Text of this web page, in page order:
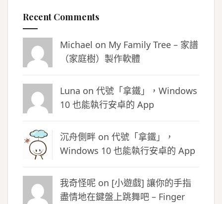
Recent Comments
Michael on My Family Tree – 家譜
（家庭樹）製作軟體
Luna on 代號「拿鐵」，Windows
10 也能執行安卓的 App
沉舟側畔 on 代號「拿鐵」，
Windows 10 也能執行安卓的 App
我奇怪呢 on [小遊戲] 讓你的手指
盡情地在鍵盤上跳舞吧 – Finger